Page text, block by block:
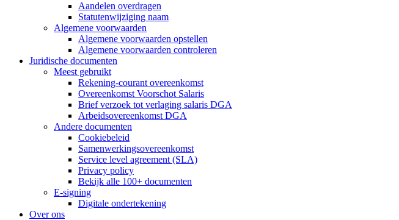
Aandelen overdragen
Statutenwijziging naam
Algemene voorwaarden
Algemene voorwaarden opstellen
Algemene voorwaarden controleren
Juridische documenten
Meest gebruikt
Rekening-courant overeenkomst
Overeenkomst Voorschot Salaris
Brief verzoek tot verlaging salaris DGA
Arbeidsovereenkomst DGA
Andere documenten
Cookiebeleid
Samenwerkingsovereenkomst
Service level agreement (SLA)
Privacy policy
Bekijk alle 100+ documenten
E-signing
Digitale ondertekening
Over ons